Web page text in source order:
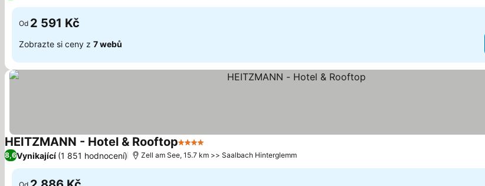
Od 2 591 Kč
Zobrazte si ceny z 7 webů
HEITZMANN - Hotel & Rooftop4 Počet hvězdiček
8,6Vynikající (1 851 hodnocení) Zell am See, 15.7 km >> Saalbach Hinterglemm
Od